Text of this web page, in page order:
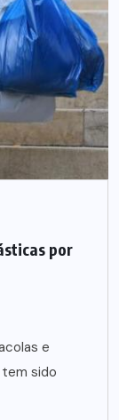
por
e
sido